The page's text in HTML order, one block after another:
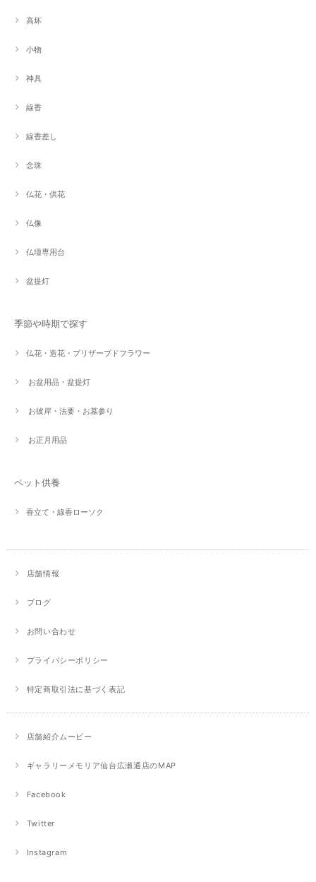
高坏
小物
神具
線香
線香差し
念珠
仏花・供花
仏像
仏壇専用台
盆提灯
季節や時期で探す
仏花・造花・プリザーブドフラワー
お盆用品・盆提灯
お彼岸・法要・お墓参り
お正月用品
ペット供養
香立て・線香ローソク
店舗情報
ブログ
お問い合わせ
プライバシーポリシー
特定商取引法に基づく表記
店舗紹介ムービー
ギャラリーメモリア仙台広瀬通店のMAP
Facebook
Twitter
Instagram